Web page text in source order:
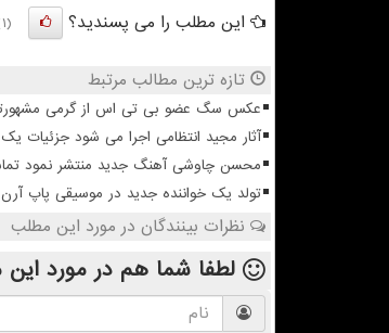
این مطلب را می پسندید؟
(1)
تازه ترین مطالب مرتبط
عکس سگ عضو بی تی اس از گرمی
آثار مجید انتظامی اجرا می شود جزئیات
محسن چاوشی آهنگ جدید منتشر نمود
تولد یک خواننده جدید در موسیقی پاپ آرن آلبوم ۱۹۹۷ را
نظرات بینندگان در مورد این مطلب
لطفا شما هم در مورد